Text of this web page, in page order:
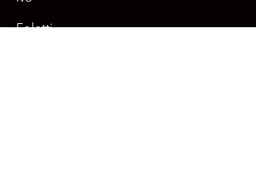
Foletti